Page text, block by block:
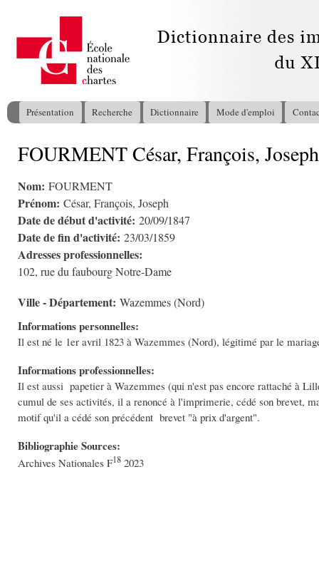
Menu principal
Présentation Recherche Dictionnaire Mode d'emploi
Vous êtes ici
FOURMENT César, François, Joseph
Nom: FOURMENT
Prénom: César, François, Joseph
Date de début d'activité: 20/09/1847
Date de fin d'activité: 23/03/1859
Adresses professionnelles:
102, rue du faubourg Notre-Dame
Ville - Département: Wazemmes (Nord)
Informations personnelles:
Il est né le 1er avril 1823 à Wazemmes (Nord), légitimé par le
Informations professionnelles:
Il est aussi papetier à Wazemmes (qui n'est pas encore rattaché à
cumul de ses activités, il a renoncé à l'imprimerie, cédé son brevet,
motif qu'il a cédé son précédent brevet "à prix d'argent".
Bibliographie Sources:
Archives Nationales F18 2023